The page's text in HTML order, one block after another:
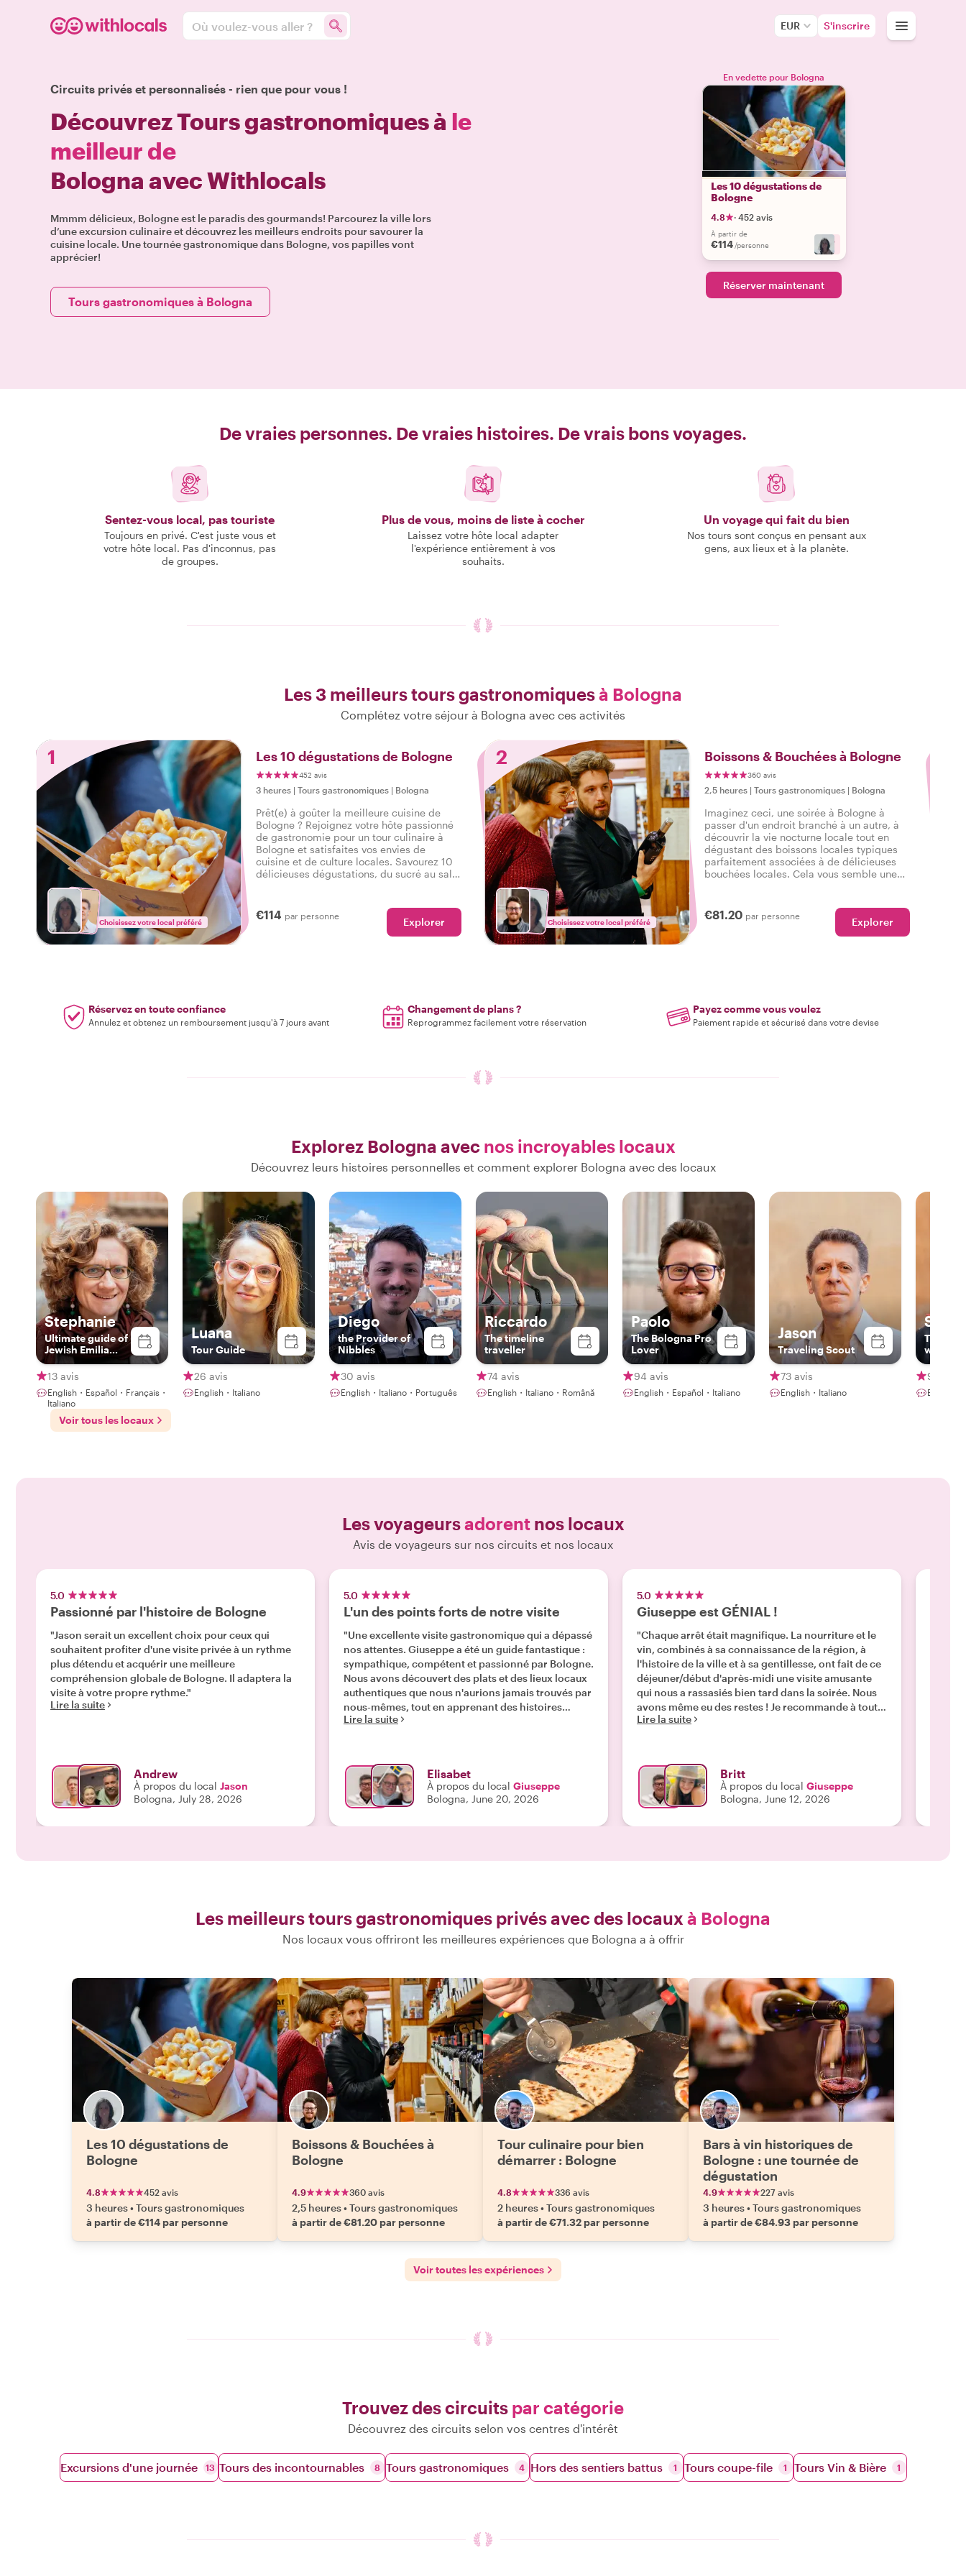
Où voulez-vous aller ? EUR S'inscrire
Circuits privés et personnalisés - rien que pour vous !
Découvrez Tours gastronomiques à le
meilleur de
Bologna avec Withlocals
Mmmm délicieux, Bologne est le paradis des gourmands! Parcourez la ville lors
d’une excursion culinaire et découvrez les meilleurs endroits pour savourer la
cuisine locale. Une tournée gastronomique dans Bologne, vos papilles vont
apprécier!
Tours gastronomiques à Bologna
En vedette pour Bologna
Les 10 dégustations de
Bologne
4.8 · 452 avis
À partir de
€114 /personne +7
Réserver maintenant
De vraies personnes. De vraies histoires. De vrais bons voyages.
Sentez-vous local, pas touriste
Toujours en privé. C'est juste vous et
votre hôte local. Pas d'inconnus, pas
de groupes.
Plus de vous, moins de liste à cocher
Laissez votre hôte local adapter
l'expérience entièrement à vos
souhaits.
Un voyage qui fait du bien
Nos tours sont conçus en pensant aux
gens, aux lieux et à la planète.
Les 3 meilleurs tours gastronomiquesà Bologna
Complétez votre séjour à Bologna avec ces activités
1
Choisissez votre local préféré
Les 10 dégustations de Bologne
452 avis
3 heures | Tours gastronomiques | Bologna
Prêt(e) à goûter la meilleure cuisine de
Bologne ? Rejoignez votre hôte passionné
de gastronomie pour un tour culinaire à
Bologne et satisfaites vos envies de
cuisine et de culture locales. Savourez 10
délicieuses dégustations, du sucré au salé,
€114 par personne Explorer
2
Choisissez votre local préféré
Boissons & Bouchées à Bologne
360 avis
2,5 heures | Tours gastronomiques | Bologna
Imaginez ceci, une soirée à Bologne à
passer d'un endroit branché à un autre, à
découvrir la vie nocturne locale tout en
dégustant des boissons locales typiques
parfaitement associées à de délicieuses
bouchées locales. Cela vous semble une
comment les habitants se détendent à
Bologne.
€81.20 par personne Explorer
Réservez en toute confiance
Annulez et obtenez un remboursement jusqu'à 7 jours avant
Changement de plans ?
Reprogrammez facilement votre réservation
Payez comme vous voulez
Paiement rapide et sécurisé dans votre devise
Explorez Bologna avec nos incroyables locaux
Découvrez leurs histoires personnelles et comment explorer Bologna avec des locaux
Stephanie
Ultimate guide of
Jewish Emilia
Romagna (you
should learn
about It!)
13 avis
English・Español・Français・
Italiano
Luana
Tour Guide
26 avis
English・Italiano
Diego
the Provider of
Nibbles
30 avis
English・Italiano・Português
Riccardo
The timeline
traveller
74 avis
English・Italiano・Română
Paolo
The Bologna Pro
Lover
94 avis
English・Español・Italiano
Jason
Traveling Scout
73 avis
English・Italiano
Sarah
The
writer
96 avis
English
Voir tous les locaux
Les voyageursadorentnos locaux
Avis de voyageurs sur nos circuits et nos locaux
5.0
Passionné par l'histoire de Bologne
"Jason serait un excellent choix pour ceux qui
souhaitent profiter d'une visite privée à un rythme
plus détendu et acquérir une meilleure
compréhension globale de Bologne. Il adaptera la
visite à votre propre rythme."
Lire la suite
Andrew
À propos du local Jason
Bologna, July 28, 2026
5.0
L'un des points forts de notre visite
"Une excellente visite gastronomique qui a dépassé
nos attentes. Giuseppe a été un guide fantastique :
sympathique, compétent et passionné par Bologne.
Nous avons découvert des plats et des lieux locaux
authentiques que nous n'aurions jamais trouvés par
nous-mêmes, tout en apprenant des histoires
intéressantes sur la ville. Hautement recommandé
Lire la suite
Elisabet
À propos du local Giuseppe
Bologna, June 20, 2026
5.0
Giuseppe est GÉNIAL !
"Chaque arrêt était magnifique. La nourriture et le
vin, combinés à sa connaissance de la région, à
l'histoire de la ville et à sa gentillesse, ont fait de ce
déjeuner/début d'après-midi une visite amusante
qui nous a rassasiés bien tard dans la soirée. Nous
avons même eu des restes ! Je recommande à tout
le monde de faire sa visite... DÉLICIEUSE et
Lire la suite
Britt
À propos du local Giuseppe
Bologna, June 12, 2026
Les meilleurs tours gastronomiques privés avec des locaux à Bologna
Nos locaux vous offriront les meilleures expériences que Bologna a à offrir
Les 10 dégustations de
Bologne
4.8 452 avis
3 heures•Tours gastronomiques
à partir de €114 par personne
Boissons & Bouchées à
Bologne
4.9 360 avis
2,5 heures•Tours gastronomiques
à partir de €81.20 par personne
Tour culinaire pour bien
démarrer : Bologne
4.8 336 avis
2 heures•Tours gastronomiques
à partir de €71.32 par personne
Bars à vin historiques de
Bologne : une tournée de
dégustation
4.9 227 avis
3 heures•Tours gastronomiques
à partir de €84.93 par personne
Voir toutes les expériences
Trouvez des circuits par catégorie
Découvrez des circuits selon vos centres d'intérêt
Excursions d'une journée 13 Tours des incontournables 8 Tours gastronomiques 4 Hors des sentiers battus 1 Tours coupe-file 1 Tours Vin & Bière 1